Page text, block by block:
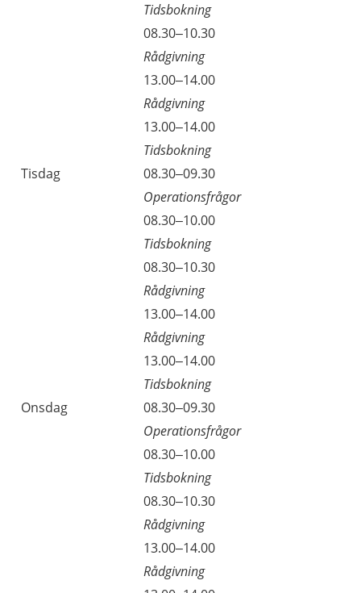
Tidsbokning
08.30–10.30
Rådgivning
13.00–14.00
Rådgivning
13.00–14.00
Tidsbokning
Tisdag
08.30–09.30
Operationsfrågor
08.30–10.00
Tidsbokning
08.30–10.30
Rådgivning
13.00–14.00
Rådgivning
13.00–14.00
Tidsbokning
Onsdag
08.30–09.30
Operationsfrågor
08.30–10.00
Tidsbokning
08.30–10.30
Rådgivning
13.00–14.00
Rådgivning